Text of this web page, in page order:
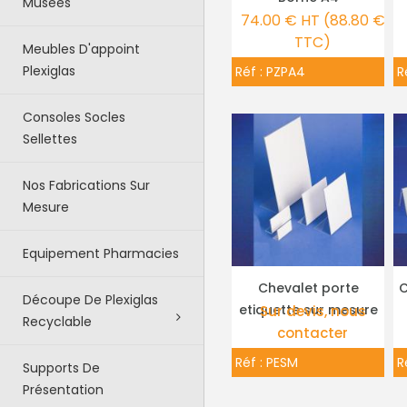
Meubles D'appoint
Plexiglas
Consoles Socles
Sellettes
Nos Fabrications Sur
Mesure
Equipement Pharmacies
Découpe De Plexiglas
Recyclable
Supports De
Présentation
74.00 € HT (88.80 €
TTC)
Réf : PZPA4
PLUS DE DÉTAILS
Chevalet porte
etiquette sur mesure
Sur devis, nous
contacter
Réf : PESM